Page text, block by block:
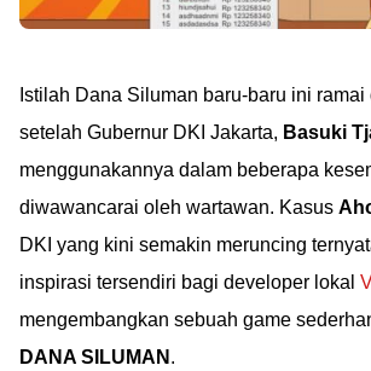
Istilah Dana Siluman baru-baru ini
setelah Gubernur DKI Jakarta, Basuki
menggunakannya dalam beberapa
diwawancarai oleh wartawan. Kasus
DKI yang kini semakin meruncing
inspirasi tersendiri bagi developer lokal
mengembangkan sebuah game
DANA SILUMAN .